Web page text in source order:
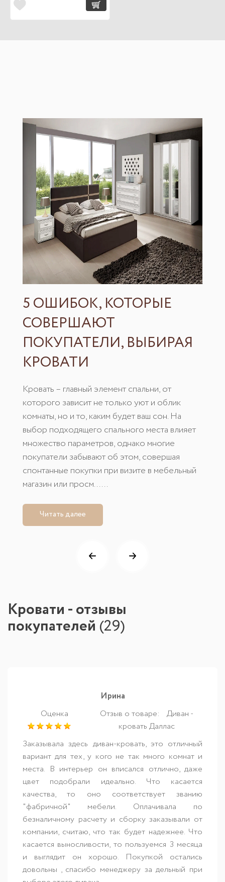
5 ОШИБОК, КОТОРЫЕ
СОВЕРШАЮТ
ПОКУПАТЕЛИ, ВЫБИРАЯ
КРОВАТИ
Кровать – главный элемент спальни, от
которого зависит не только уют и облик
комнаты, но и то, каким будет ваш сон. На
выбор подходящего спального места влияет
множество параметров, однако многие
покупатели забывают об этом, совершая
спонтанные покупки при визите в мебельный
магазин или просм......
Читать далее
Кровати - отзывы
покупателей (29)
Ирина
Оценка
Отзыв о товаре:
Диван -
кровать Даллас
Заказывала здесь диван-кровать, это отличный
вариант для тех, у кого не так много комнат и
места. В интерьер он вписался отлично, даже
цвет подобрали идеально. Что касается
качества, то оно соответствует званию
"фабричной" мебели. Оплачивала по
безналичному расчету и сборку заказывали от
компании, считаю, что так будет надежнее. Что
касается выносливости, то пользуемся 3 месяца
и выглядит он хорошо. Покупкой остались
довольны , спасибо менеджеру за дельный при